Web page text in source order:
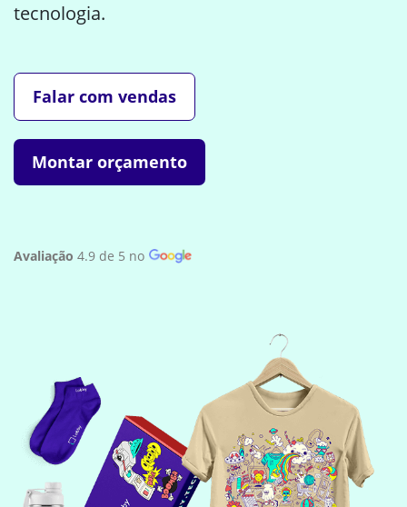
tecnologia.
Falar com vendas
Montar orçamento
Avaliação 4.9 de 5 no